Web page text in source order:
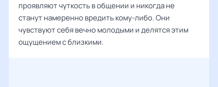
проявляют чуткость в общении и никогда не
станут намеренно вредить кому-либо. Они
чувствуют себя вечно молодыми и делятся этим
ощущением с близкими.